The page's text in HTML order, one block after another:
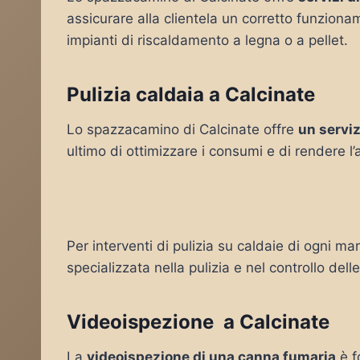
assicurare alla clientela un corretto
impianti di riscaldamento a legna o a pellet.
Pulizia caldaia a Calcinate
Lo spazzacamino di Calcinate offre un
ultimo di ottimizzare i consumi e di rendere
Per interventi di pulizia su caldaie di ogni
specializzata nella pulizia e nel controllo
Videoispezione a Calcinate
La videoispezione di una canna fumaria è